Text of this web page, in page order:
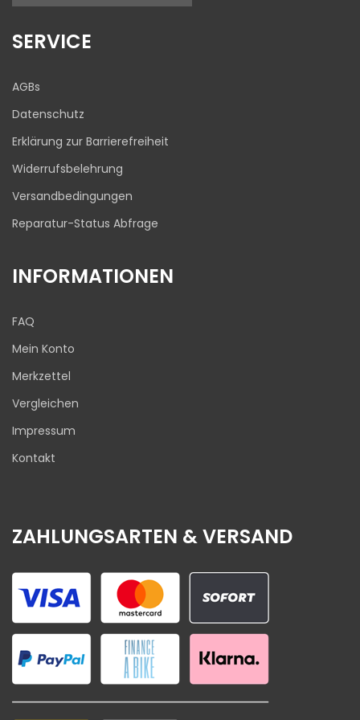
Bewertungen von
1
anderen Quelle
SERVICE
AGBs
Datenschutz
Erklärung zur Barrierefreiheit
Widerrufsbelehrung
Versandbedingungen
Reparatur-Status Abfrage
INFORMATIONEN
FAQ
Mein Konto
Merkzettel
Vergleichen
Impressum
Kontakt
ZAHLUNGSARTEN & VERSAND